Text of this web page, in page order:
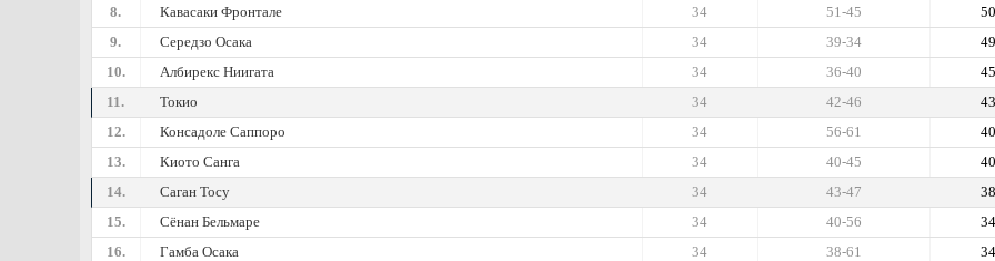
8.
Кавасаки Фронтале 50
51-45
34
9.
Середзо Осака 49
39-34
34
10.
Албирекс Ниигата 45
36-40
34
11.
Токио 43
42-46
34
12.
Консадоле Саппоро 40
56-61
34
13.
Киото Санга 40
40-45
34
14.
Саган Тосу 38
43-47
34
15.
Сёнан Бельмаре 34
40-56
34
16.
Гамба Осака 34
38-61
34